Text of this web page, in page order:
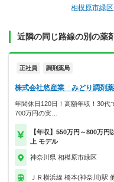
相模原市緑
近隣の同じ路線の別の薬
正社員 調剤薬局
株式会社悠産業 みどり調剤
年間休日120日！高額年収！30代
700万円の実…
【年収】550万円～800万円
上 モデル
神奈川県 相模原市緑区
ＪＲ横浜線 橋本(神奈川)駅